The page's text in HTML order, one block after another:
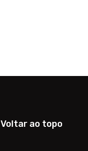
Voltar ao topo